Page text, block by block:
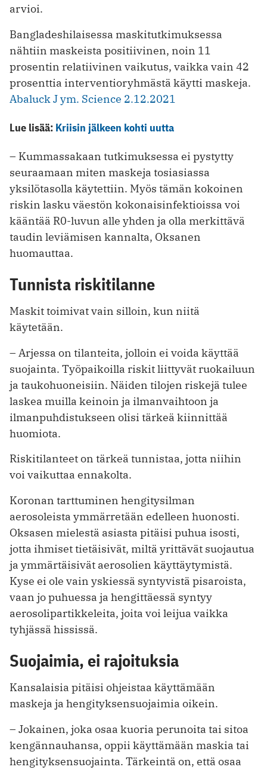
arvioi.
Bangladeshilaisessa maskitutkimuksessa
nähtiin maskeista positiivinen, noin 11
prosentin relatiivinen vaikutus, vaikka vain 42
prosenttia interventioryhmästä käytti maskeja.
Abaluck J ym. Science 2.12.2021
Lue lisää: Kriisin jälkeen kohti uutta
– Kummassakaan tutkimuksessa ei pystytty
seuraamaan miten maskeja tosiasiassa
yksilötasolla käytettiin. Myös tämän kokoinen
riskin lasku väestön kokonaisinfektioissa voi
kääntää R0-luvun alle yhden ja olla merkittävä
taudin leviämisen kannalta, Oksanen
huomauttaa.
Tunnista riskitilanne
Maskit toimivat vain silloin, kun niitä
käytetään.
– Arjessa on tilanteita, jolloin ei voida käyttää
suojainta. Työpaikoilla riskit liittyvät ruokailuun
ja taukohuoneisiin. Näiden tilojen riskejä tulee
laskea muilla keinoin ja ilmanvaihtoon ja
ilmanpuhdistukseen olisi tärkeä kiinnittää
huomiota.
Riskitilanteet on tärkeä tunnistaa, jotta niihin
voi vaikuttaa ennakolta.
Koronan tarttuminen hengitysilman
aerosoleista ymmärretään edelleen huonosti.
Oksasen mielestä asiasta pitäisi puhua isosti,
jotta ihmiset tietäisivät, miltä yrittävät suojautua
ja ymmärtäisivät aerosolien käyttäytymistä.
Kyse ei ole vain yskiessä syntyvistä pisaroista,
vaan jo puhuessa ja hengittäessä syntyy
aerosolipartikkeleita, joita voi leijua vaikka
tyhjässä hississä.
Suojaimia, ei rajoituksia
Kansalaisia pitäisi ohjeistaa käyttämään
maskeja ja hengityksensuojaimia oikein.
– Jokainen, joka osaa kuoria perunoita tai sitoa
kengännauhansa, oppii käyttämään maskia tai
hengityksensuojainta. Tärkeintä on, että osaa